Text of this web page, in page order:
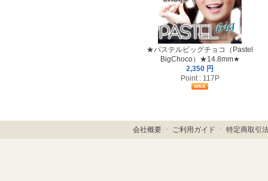
★パステルビッグチョコ（Pastel
BigChoco）★14.8mm★
2,350 円
Point : 117P
会社概要ㆍ ご利用ガイド ㆍ 特定商取引